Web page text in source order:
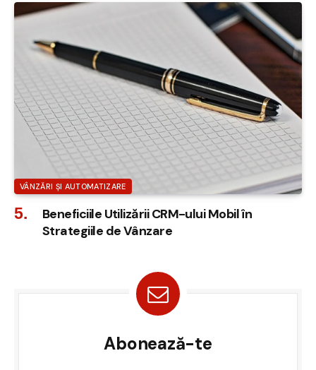
VÂNZĂRI ȘI AUTOMATIZARE
Beneficiile Utilizării CRM-ului Mobil în
Strategiile de Vânzare
Abonează-te